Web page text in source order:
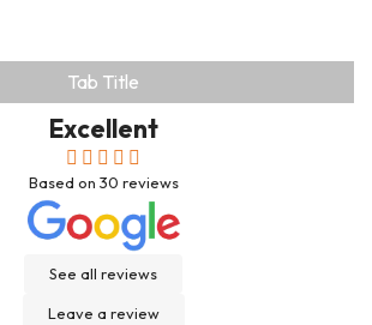
Tab Title
Excellent
Based on 30 reviews
See all reviews
Leave a review